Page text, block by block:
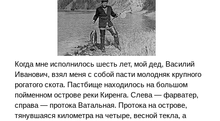
Когда мне исполнилось шесть лет, мой дед, Василий
Иванович, взял меня с собой пасти молодняк крупного
рогатого скота. Пастбище находилось на большом
пойменном острове реки Киренга. Слева — фарватер,
справа — протока Ватальная. Протока на острове,
тянувшаяся километра на четыре, весной текла, а